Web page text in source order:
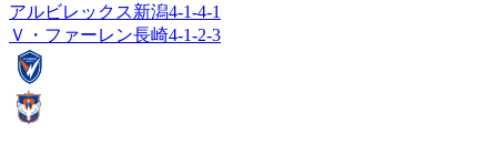
アルビレックス新潟4-1-4-1
Ｖ・ファーレン長崎4-1-2-3